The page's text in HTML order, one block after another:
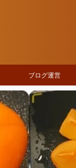
ブログ運営